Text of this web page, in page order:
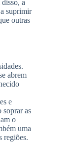
a
suprimir
outras
abrem
e
soprar as
o
uma
regiões.